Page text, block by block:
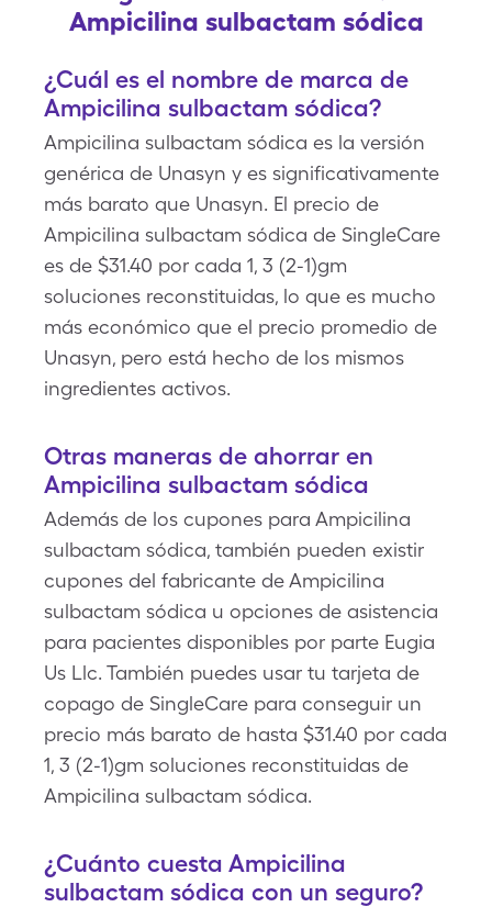
Ampicilina sulbactam sódica
¿Cuál es el nombre de marca de
Ampicilina sulbactam sódica?
Ampicilina sulbactam sódica es la versión
genérica de Unasyn y es significativamente
más barato que Unasyn. El precio de
Ampicilina sulbactam sódica de SingleCare
es de $31.40 por cada 1, 3 (2-1)gm
soluciones reconstituidas, lo que es mucho
más económico que el precio promedio de
Unasyn, pero está hecho de los mismos
ingredientes activos.
Otras maneras de ahorrar en
Ampicilina sulbactam sódica
Además de los cupones para Ampicilina
sulbactam sódica, también pueden existir
cupones del fabricante de Ampicilina
sulbactam sódica u opciones de asistencia
para pacientes disponibles por parte Eugia
Us Llc. También puedes usar tu tarjeta de
copago de SingleCare para conseguir un
precio más barato de hasta $31.40 por cada
1, 3 (2-1)gm soluciones reconstituidas de
Ampicilina sulbactam sódica.
¿Cuánto cuesta Ampicilina
sulbactam sódica con un seguro?